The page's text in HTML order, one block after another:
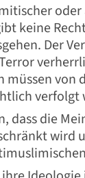
keine
Der
von
verfolgt
dass die
wird